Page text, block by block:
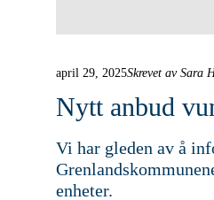
april 29, 2025Skrevet av Sara
Nytt anbud
Vi har gleden av å
enheter.